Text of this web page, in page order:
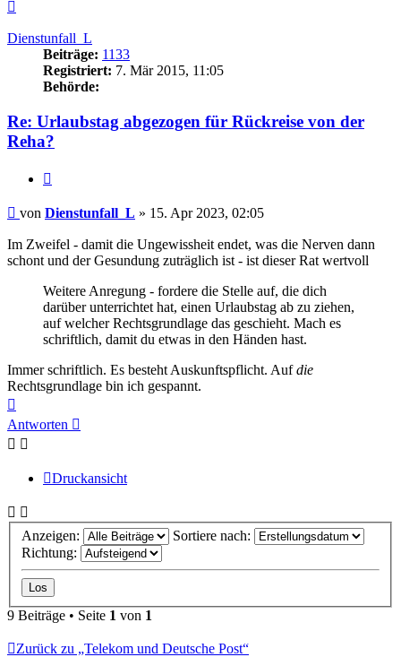
Dienstunfall_L
Beiträge: 1133
Registriert: 7. Mär 2015, 11:05
Behörde:
Re: Urlaubstag abgezogen für Rückreise von der
Reha?
Beitrag
von Dienstunfall_L » 15. Apr 2023, 02:05
Im Zweifel - damit die Ungewissheit endet, was die Nerven dann
schont und der Gesundung zuträglich ist - ist dieser Rat wertvoll
Weitere Anregung - fordere die Stelle auf, die dich
darüber unterrichtet hat, einen Urlaubstag ab zu ziehen,
auf welcher Rechtsgrundlage das geschieht. Mach es
schriftlich, damit du etwas in den Händen hast.
Immer schriftlich. Es besteht Auskunftspflicht. Aufdie
Rechtsgrundlage bin ich gespannt.
oben
Antworten
Druckansicht
Anzeigen:
Sortiere nach:
Richtung:
9 Beiträge • Seite 1 von 1
Zurück zu „Telekom und Deutsche Post“